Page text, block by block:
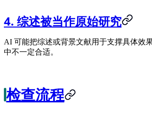
4. 综述被当作原始研究
AI 可能把综述或背景文献用于支撑具体效
中不一定合适。
检查流程